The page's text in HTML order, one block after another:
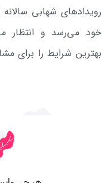
رویدادهای شهابی
خود می‌رسد و انتظار
بهترین شرایط را برای